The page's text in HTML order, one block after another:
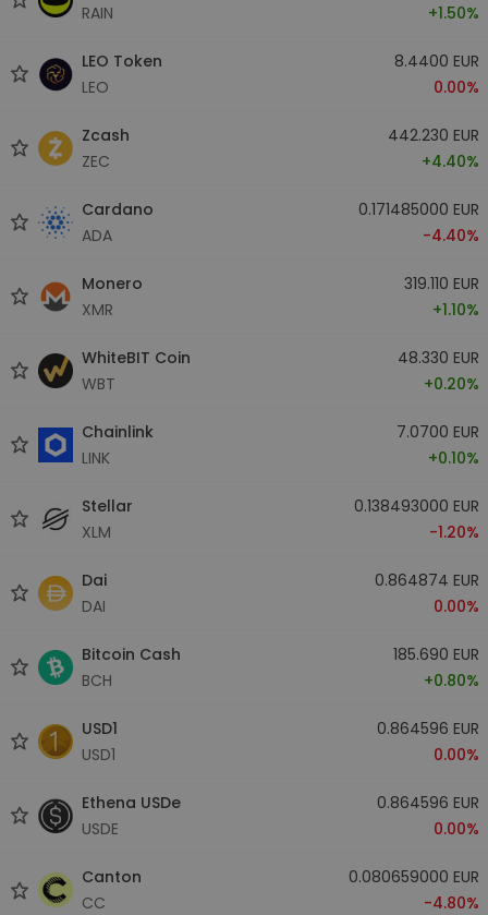
RAIN
+1.50%
LEO Token
LEO
8.4400 EUR
0.00%
Zcash
ZEC
442.230 EUR
+4.40%
Cardano
ADA
0.171485000 EUR
-4.40%
Monero
XMR
319.110 EUR
+1.10%
WhiteBIT Coin
WBT
48.330 EUR
+0.20%
Chainlink
LINK
7.0700 EUR
+0.10%
Stellar
XLM
0.138493000 EUR
-1.20%
Dai
DAI
0.864874 EUR
0.00%
Bitcoin Cash
BCH
185.690 EUR
+0.80%
USD1
USD1
0.864596 EUR
0.00%
Ethena USDe
USDE
0.864596 EUR
0.00%
Canton
CC
0.080659000 EUR
-4.80%